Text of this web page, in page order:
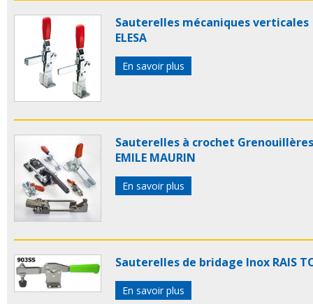
Sauterelles mécaniques verticales
ELESA
En savoir plus
Sauterelles à crochet Grenouillères
EMILE MAURIN
En savoir plus
Sauterelles de bridage Inox RAIS
En savoir plus